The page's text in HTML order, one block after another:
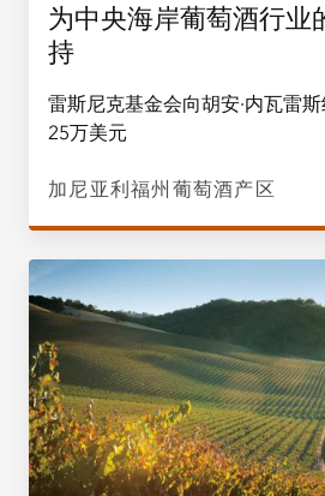
为中央海岸葡萄酒行业
持
雷斯尼克基金会向胡安·内瓦雷
25万美元
加尼亚利福州葡萄酒产区